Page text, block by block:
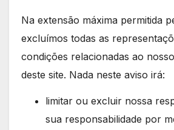
Na extensão máxima permitida
excluímos todas as
condições relacionadas ao
deste site. Nada neste aviso irá:
limitar ou excluir nossa
sua responsabilidade por